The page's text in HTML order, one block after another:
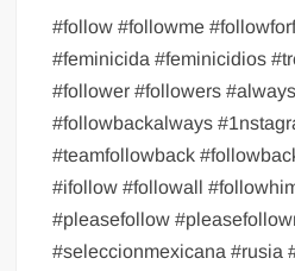
#follow #followme
#feminicida #feminicidios
#follower #followers
#followbackalways
#teamfollowback
#ifollow #followall
#pleasefollow
#seleccionmexicana #rusia